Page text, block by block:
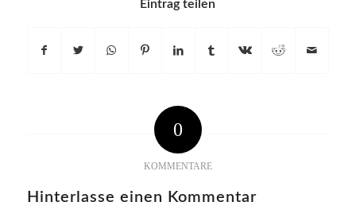
Eintrag teilen
0
KOMMENTARE
Hinterlasse einen Kommentar